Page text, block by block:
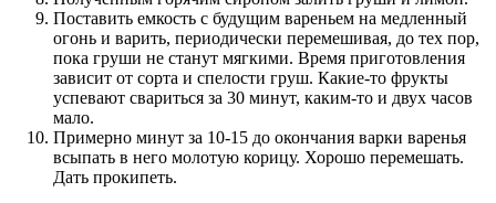
Поставить емкость с будущим вареньем на медленный
огонь и варить, периодически перемешивая, до тех пор,
пока груши не станут мягкими. Время приготовления
зависит от сорта и спелости груш. Какие-то фрукты
успевают свариться за 30 минут, каким-то и двух часов
мало.
Примерно минут за 10-15 до окончания варки варенья
всыпать в него молотую корицу. Хорошо перемешать.
Дать прокипеть.